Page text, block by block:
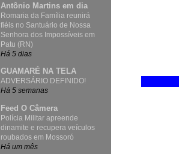
Antônio Martins em dia
Romaria da Família reunirá
fiéis no Santuário de Nossa
Senhora dos Impossíveis em
Patu (RN)
Há 5 dias
GUAMARÉ NA TELA
ADVERSÁRIO DEFINIDO!
Há 5 semanas
Feed O Câmera
Polícia Militar apreende
dinamite e recupera veículos
roubados em Mossoró
Há um mês